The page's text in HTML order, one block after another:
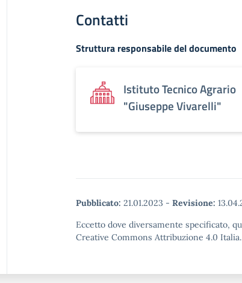
Contatti
Struttura responsabile del documento
Istituto Tecnico Agrario
"Giuseppe Vivarelli"
Pubblicato: 21.01.2023 - Revisione:
Eccetto dove diversamente specificato,
Creative Commons Attribuzione 4.0 Italia.